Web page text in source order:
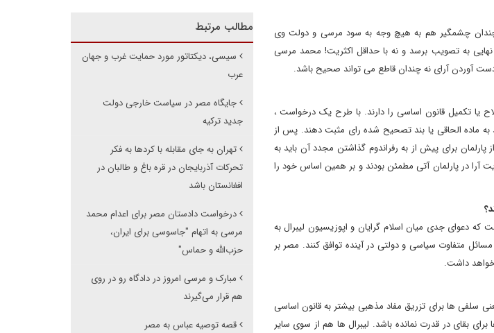
نه چندان چشمگیر هم به هیچ وجه به سود مرسی و دولت وی
نهایی به تصویب برسد و نه با حداقل اکثریت! محمد مرسی
اصلاح یا تکمیل قانون اساسی را دارند. با طرح یک درخواست ،
به ماده الحاقی یا بند تصحیح شده رای مثبت دهند. پس از
سوم از پارلمان برای پیش از به رفراندوم گذاشتن مجدد آن باید به
آرا در پارلمان آتی مطمئن بودند و بر همین اساس خود را
دعوای جدی میان اسلام گرایان و اپوزیسیون لیبرال به
متفاوت سیاسی و دولتی در آینده توافق کنند. مصر بر
داشت.
سلفی ها برای تزریق مفاد مذهبی بیشتر به قانون اساسی
بقای در قدرت نمانده باشد. لیبرال ها هم از سوی سایر
مطالب مرتبط
سیسی، دیکتاتور مورد حمایت غرب و جهان
عرب
جایگاه مصر در سیاست خارجی دولت
جدید ترکیه
تهران به جای مقابله با کردها به فکر
تحرکات آذربایجان در قره باغ و طالبان در
افغانستان باشد
درخواست دادستان مصر برای اعدام محمد
مرسی به اتهام "جاسوسی برای ایران،
حزب‌الله و حماس"
مبارک و مرسی امروز در دادگاه رو در روی
هم قرار می‌گیرند
قصه توصیه عباس به مصر